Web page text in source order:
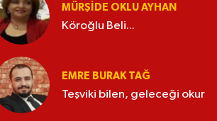
MÜRŞIDE OKLU AYHAN
Köroğlu Beli...
EMRE BURAK TAĞ
Teşviki bilen, geleceği okur